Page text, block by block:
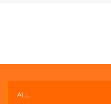
ALL